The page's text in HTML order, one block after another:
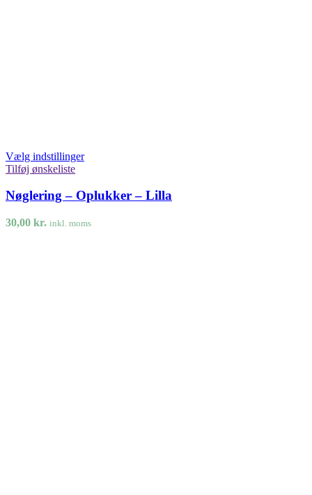
Vælg indstillinger
Tilføj ønskeliste
Nøglering – Oplukker – Lilla
30,00 kr. inkl. moms